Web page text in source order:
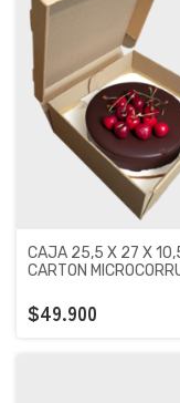
CAJA 25,5 X 27 X
CARTON
$49.900